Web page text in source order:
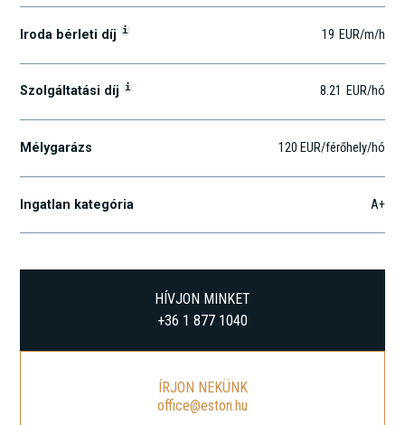
Iroda bérleti díj i 19 EUR/m/h
Szolgáltatási díj i 8.21 EUR/hó
Mélygarázs 120 EUR/férőhely/hó
Ingatlan kategória A+
HÍVJON MINKET
+36 1 877 1040
ÍRJON NEKÜNK
office@eston.hu